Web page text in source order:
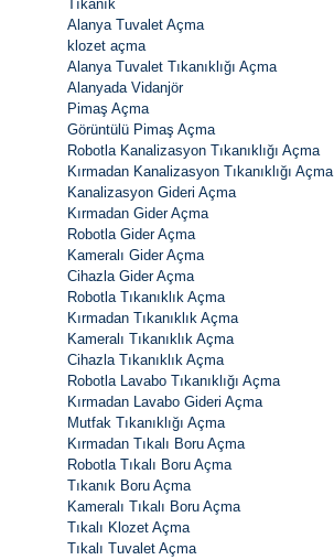
Tıkanık
Alanya Tuvalet Açma
klozet açma
Alanya Tuvalet Tıkanıklığı Açma
Alanyada Vidanjör
Pimaş Açma
Görüntülü Pimaş Açma
Robotla Kanalizasyon Tıkanıklığı Açma
Kırmadan Kanalizasyon Tıkanıklığı Açma
Kanalizasyon Gideri Açma
Kırmadan Gider Açma
Robotla Gider Açma
Kameralı Gider Açma
Cihazla Gider Açma
Robotla Tıkanıklık Açma
Kırmadan Tıkanıklık Açma
Kameralı Tıkanıklık Açma
Cihazla Tıkanıklık Açma
Robotla Lavabo Tıkanıklığı Açma
Kırmadan Lavabo Gideri Açma
Mutfak Tıkanıklığı Açma
Kırmadan Tıkalı Boru Açma
Robotla Tıkalı Boru Açma
Tıkanık Boru Açma
Kameralı Tıkalı Boru Açma
Tıkalı Klozet Açma
Tıkalı Tuvalet Açma